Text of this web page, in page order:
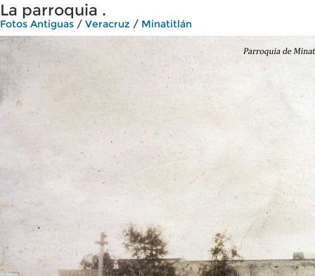
La parroquia .
Fotos Antiguas / Veracruz / Minatitlán